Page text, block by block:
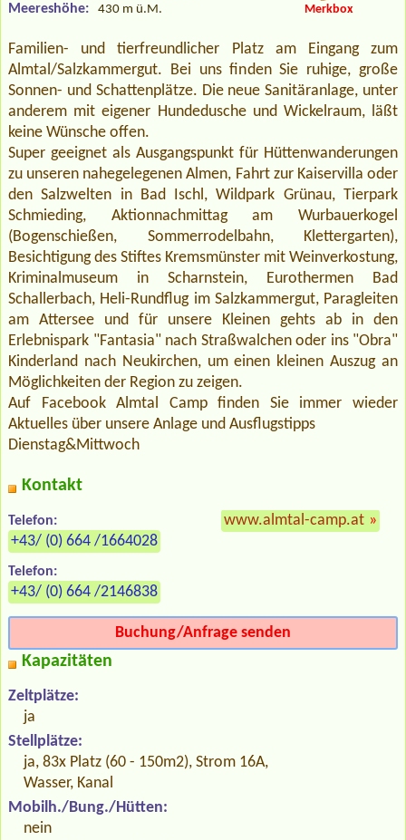
Meereshöhe: 430 m ü.M. Merkbox
Familien- und tierfreundlicher Platz am Eingang zum
Almtal/Salzkammergut. Bei uns finden Sie ruhige, große
Sonnen- und Schattenplätze. Die neue Sanitäranlage, unter
anderem mit eigener Hundedusche und Wickelraum, läßt
keine Wünsche offen.
Super geeignet als Ausgangspunkt für Hüttenwanderungen
zu unseren nahegelegenen Almen, Fahrt zur Kaiservilla oder
den Salzwelten in Bad Ischl, Wildpark Grünau, Tierpark
Schmieding, Aktionnachmittag am Wurbauerkogel
(Bogenschießen, Sommerrodelbahn, Klettergarten),
Besichtigung des Stiftes Kremsmünster mit Weinverkostung,
Kriminalmuseum in Scharnstein, Eurothermen Bad
Schallerbach, Heli-Rundflug im Salzkammergut, Paragleiten
am Attersee und für unsere Kleinen gehts ab in den
Erlebnispark "Fantasia" nach Straßwalchen oder ins "Obra"
Kinderland nach Neukirchen, um einen kleinen Auszug an
Möglichkeiten der Region zu zeigen.
Auf Facebook Almtal Camp finden Sie immer wieder
Aktuelles über unsere Anlage und Ausflugstipps
Dienstag&Mittwoch
Kontakt
Telefon:
+43/ (0) 664 /1664028
Telefon:
+43/ (0) 664 /2146838
www.almtal-camp.at »
Buchung/Anfrage senden
Kapazitäten
Zeltplätze:
ja
Stellplätze:
ja, 83x Platz (60 - 150m2), Strom 16A,
Wasser, Kanal
Mobilh./Bung./Hütten:
nein